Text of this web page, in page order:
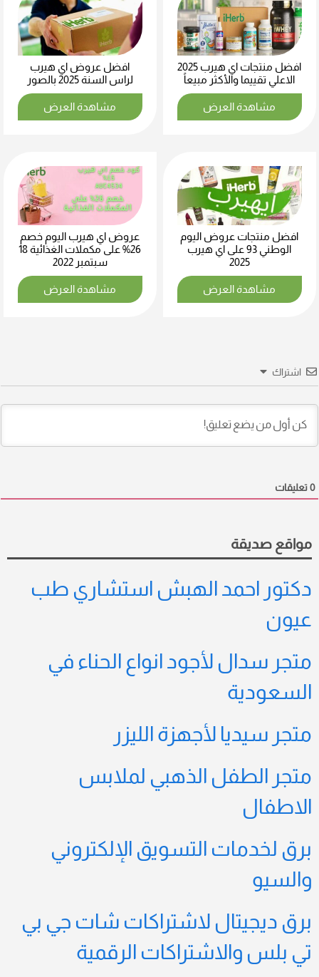
افضل منتجات اي هيرب 2025
الاعلي تقييما والأكثر مبيعاً
مشاهدة العرض
افضل عروض اي هيرب
لراس السنة 2025 بالصور
مشاهدة العرض
افضل منتجات عروض اليوم
الوطني 93 على اي هيرب
2025
مشاهدة العرض
عروض اي هيرب اليوم خصم
26% على مكملات الغذائية 18
سبتمبر 2022
مشاهدة العرض
اشتراك
0تعليقات
مواقع صديقة
دكتور احمد الهبش استشاري طب
عيون
متجر سدال لأجود انواع الحناء في
السعودية
متجر سيديا لأجهزة الليزر
متجر الطفل الذهبي لملابس
الاطفال
برق لخدمات التسويق الإلكتروني
والسيو
برق ديجيتال لاشتراكات شات جي بي
تي بلس والاشتراكات الرقمية